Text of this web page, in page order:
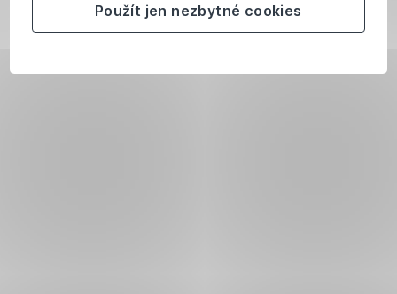
Použít jen nezbytné cookies